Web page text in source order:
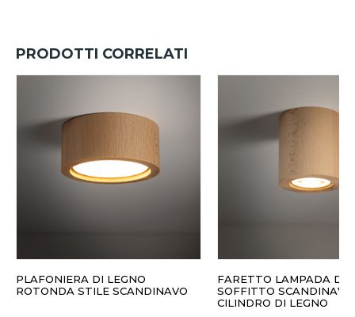
PRODOTTI CORRELATI
PLAFONIERA DI LEGNO
ROTONDA STILE SCANDINAVO
FARETTO LAMPADA DA
SOFFITTO SCANDINAVO
CILINDRO DI LEGNO